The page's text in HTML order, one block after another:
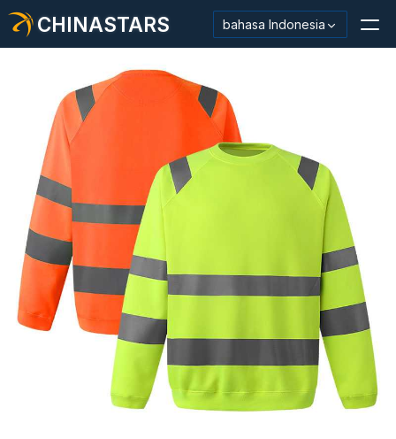
CHINASTARS bahasa Indonesia
Bahan Reflektif/Pita
Kain Reflektif Mode
Pakaian Keamanan
Bahan Menyala Dalam Gelap
Pemangkasan Pencucian Industri
Tentang CHINASTARS